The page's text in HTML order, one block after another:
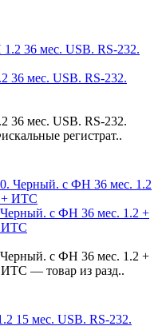
мес. USB. RS-232.
мес. USB. RS-232.
регистрат..
с ФН 36 мес. 1.2 +
ИТС
с ФН 36 мес. 1.2 +
— товар из разд..